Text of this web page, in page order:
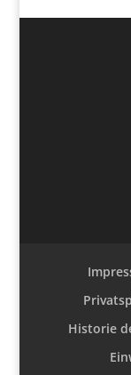
Historie